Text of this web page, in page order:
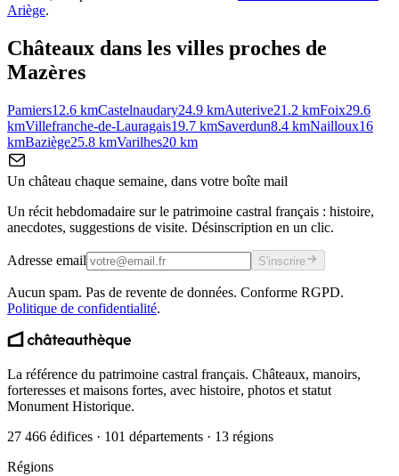
Ariège.
Châteaux dans les villes proches de
Mazères
Pamiers12.6 kmCastelnaudary24.9 kmAuterive21.2 kmFoix29.6
kmVillefranche-de-Lauragais19.7 kmSaverdun8.4 kmNailloux16
kmBaziège25.8 kmVarilhes20 km
Un château chaque semaine, dans votre boîte mail
Un récit hebdomadaire sur le patrimoine castral français : histoire,
anecdotes, suggestions de visite. Désinscription en un clic.
Adresse email S'inscrire
Aucun spam. Pas de revente de données. Conforme RGPD.
Politique de confidentialité.
La référence du patrimoine castral français. Châteaux, manoirs,
forteresses et maisons fortes, avec histoire, photos et statut
Monument Historique.
27 466 édifices · 101 départements · 13 régions
Régions